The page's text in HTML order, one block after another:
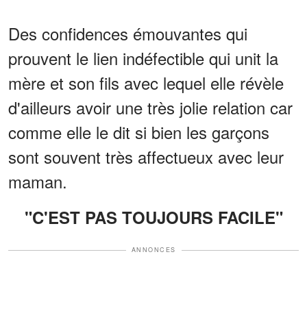
Des confidences émouvantes qui
prouvent le lien indéfectible qui unit la
mère et son fils avec lequel elle révèle
d'ailleurs avoir une très jolie relation car
comme elle le dit si bien les garçons
sont souvent très affectueux avec leur
maman.
"C'EST PAS TOUJOURS FACILE"
ANNONCES